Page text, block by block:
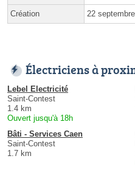
Création 22
Électriciens à
Lebel Electricité
Saint-Contest
1.4 km
Ouvert jusqu'à 18h
Bâti - Services Caen
Saint-Contest
1.7 km